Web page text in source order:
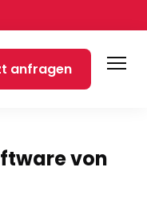
anfragen
von